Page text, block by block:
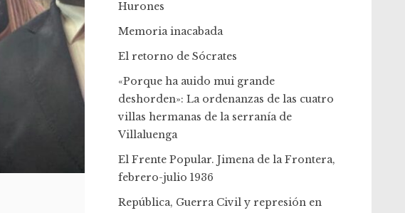
Hurones
Memoria inacabada
El retorno de Sócrates
«Porque ha auido mui grande
deshorden»: La ordenanzas de las cuatro
villas hermanas de la serranía de
Villaluenga
El Frente Popular. Jimena de la Frontera,
febrero-julio 1936
República, Guerra Civil y represión en